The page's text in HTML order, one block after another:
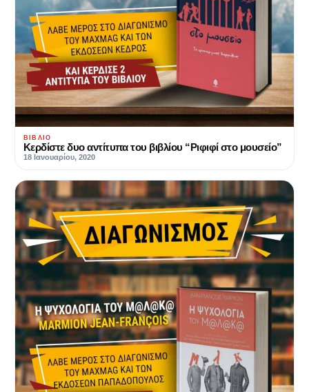
ΒΙΒΛΊΟ
Κερδίστε δυο αντίτυπα του βιβλίου “Ριφιφί στο μουσείο”
18 Ιανουαρίου, 2020